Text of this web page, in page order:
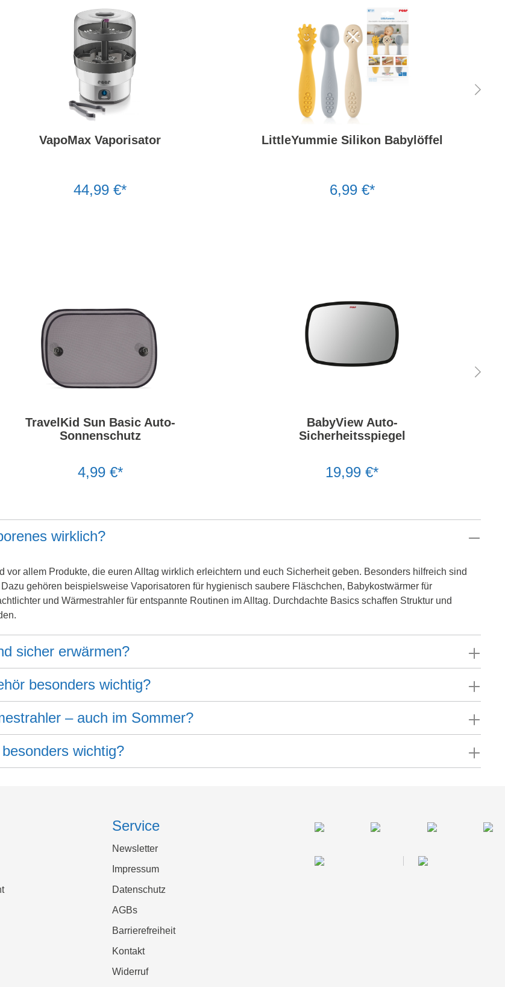
VapoMax Vaporisator
44,99 €*
LittleYummie Silikon Babylöffel
6,99 €*
TravelKid Sun Basic Auto-
Sonnenschutz
4,99 €*
BabyView Auto-
Sicherheitsspiegel
19,99 €*
wirklich?
vor allem Produkte, die euren Alltag wirklich erleichtern und euch Sicherheit geben. Besonders hilfreich sind
gehören beispielsweise Vaporisatoren für hygienisch saubere Fläschchen, Babykostwärmer für
und Wärmestrahler für entspannte Routinen im Alltag. Durchdachte Basics schaffen Struktur und
sicher erwärmen?
besonders wichtig?
– auch im Sommer?
wichtig?
Service
Newsletter
Impressum
Datenschutz
AGBs
Barrierefreiheit
Kontakt
Widerruf